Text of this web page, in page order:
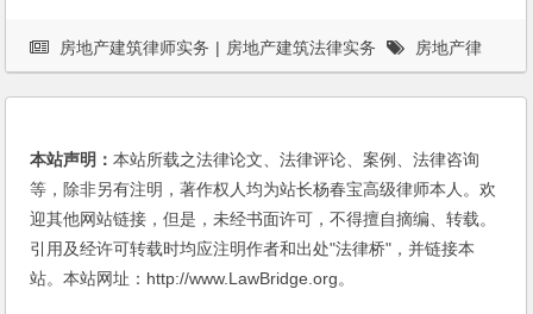
房地产建筑律师实务 | 房地产建筑法律实务
房地产律
师
本站声明：本站所载之法律论文、法律评论、案例、法律咨询
等，除非另有注明，著作权人均为站长杨春宝高级律师本人。欢
迎其他网站链接，但是，未经书面许可，不得擅自摘编、转载。
引用及经许可转载时均应注明作者和出处"法律桥"，并链接本
站。本站网址：http://www.LawBridge.org。